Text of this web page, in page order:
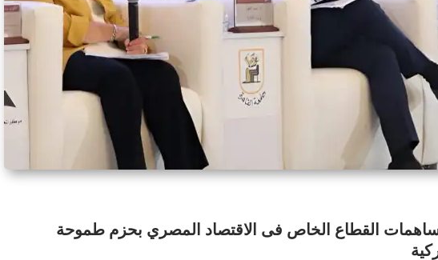
القطاع الخاص فى الاقتصاد المصري بحزم طموحة